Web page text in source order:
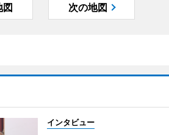
図 次の地図
インタビュー